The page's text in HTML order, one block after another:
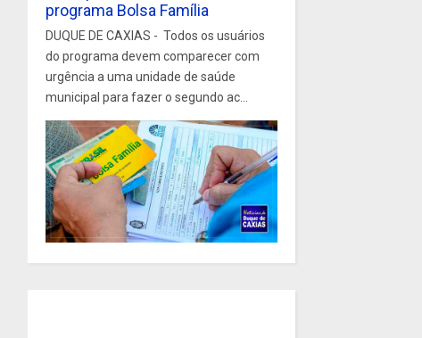
programa Bolsa Família
DUQUE DE CAXIAS - Todos os usuários
do programa devem comparecer com
urgência a uma unidade de saúde
municipal para fazer o segundo ac...